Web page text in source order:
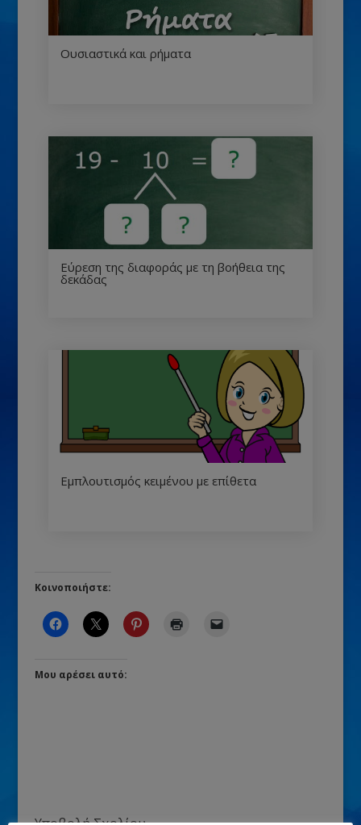
Ουσιαστικά και ρήματα
Εύρεση της διαφοράς με τη βοήθεια της
δεκάδας
Εμπλουτισμός κειμένου με επίθετα
Κοινοποιήστε:
Μου αρέσει αυτό: